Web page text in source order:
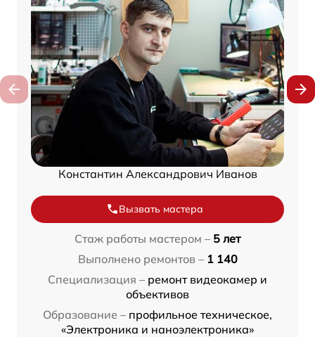
Константин Александрович Иванов
Вызвать мастера
Стаж работы мастером – 5 лет
Выполнено ремонтов – 1 140
Специализация – ремонт видеокамер и
объективов
Образование – профильное техническое,
«Электроника и наноэлектроника»